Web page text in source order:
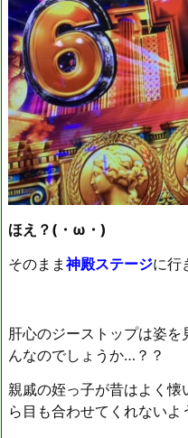
ほえ？(・ω・)
そのまま神殿ステージに行
肝心のジーストップは姿
んなのでしょうか…？？
親戚の姪っ子が昔はよく懐
ら目も合わせてくれないよ